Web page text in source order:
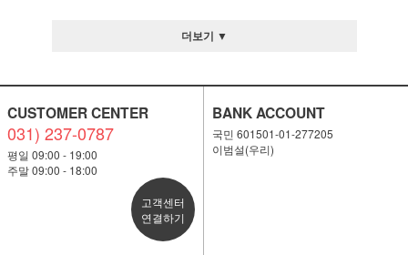
더보기 ▼
CUSTOMER CENTER
031) 237-0787
평일 09:00 - 19:00
주말 09:00 - 18:00
고객센터
연결하기
BANK ACCOUNT
국민 601501-01-277205
이범설(우리)